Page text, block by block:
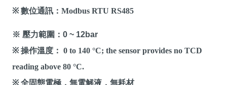
※ 數位通訊：Modbus RTU RS485
※ 壓力範圍：0 ~ 12bar
※ 操作溫度： 0 to 140 °C; the sensor provides no TCD
reading above 80 °C.
※ 全固態電極，無電解液，無耗材